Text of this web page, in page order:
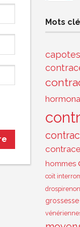
Mots
capotes
hommes
coït